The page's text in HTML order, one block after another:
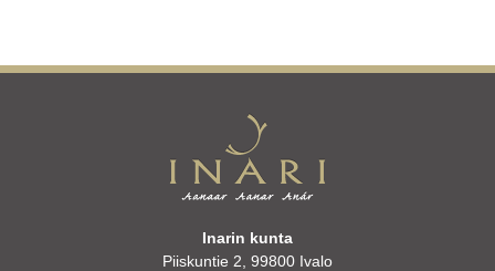
Inarin kunta
Piiskuntie 2, 99800 Ivalo